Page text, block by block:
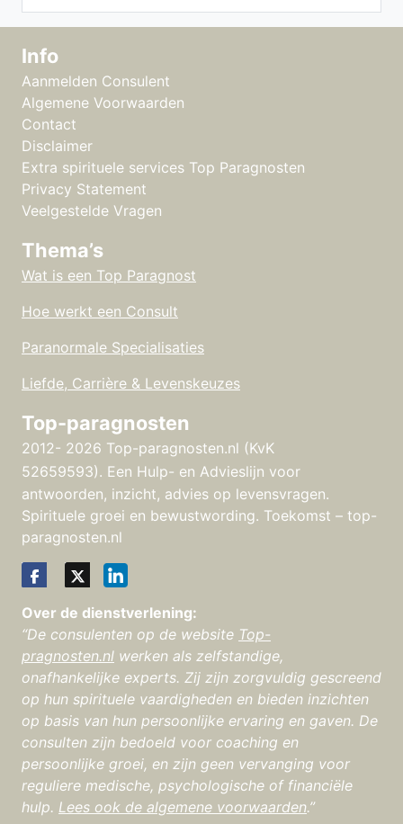
Info
Aanmelden Consulent
Algemene Voorwaarden
Contact
Disclaimer
Extra spirituele services Top Paragnosten
Privacy Statement
Veelgestelde Vragen
Thema’s
Wat is een Top Paragnost
Hoe werkt een Consult
Paranormale Specialisaties
Liefde, Carrière & Levenskeuzes
Top-paragnosten
2012- 2026 Top-paragnosten.nl (KvK
52659593). Een Hulp- en Advieslijn voor
antwoorden, inzicht, advies op levensvragen.
Spirituele groei en bewustwording. Toekomst – top-
paragnosten.nl
Over de dienstverlening:
“De consulenten op de website Top-
pragnosten.nl werken als zelfstandige,
onafhankelijke experts. Zij zijn zorgvuldig gescreend
op hun spirituele vaardigheden en bieden inzichten
op basis van hun persoonlijke ervaring en gaven. De
consulten zijn bedoeld voor coaching en
persoonlijke groei, en zijn geen vervanging voor
reguliere medische, psychologische of financiële
hulp. Lees ook de algemene voorwaarden.”